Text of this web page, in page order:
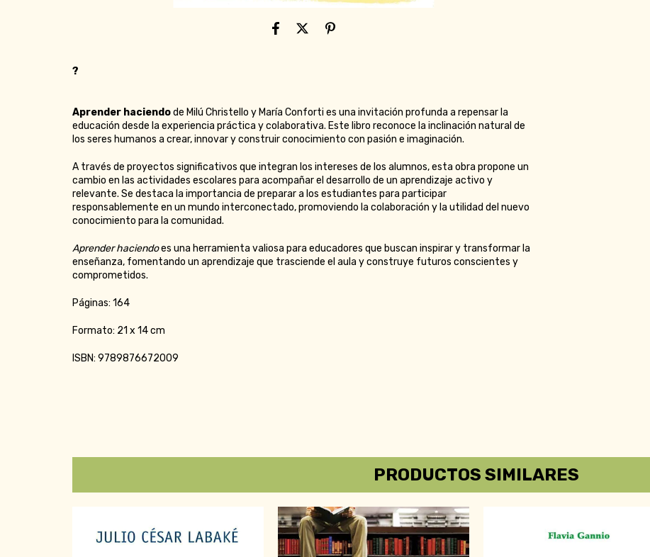
?
Aprender haciendode Milú Christello y María Conforti es una invitación profunda a repensar la
educación desde la experiencia práctica y colaborativa. Este libro reconoce la inclinación natural de
los seres humanos a crear, innovar y construir conocimiento con pasión e imaginación.
A través de proyectos significativos que integran los intereses de los alumnos, esta obra propone un
cambio en las actividades escolares para acompañar el desarrollo de un aprendizaje activo y
relevante. Se destaca la importancia de preparar a los estudiantes para participar
responsablemente en un mundo interconectado, promoviendo la colaboración y la utilidad del nuevo
conocimiento para la comunidad.
Aprender haciendoes una herramienta valiosa para educadores que buscan inspirar y transformar la
enseñanza, fomentando un aprendizaje que trasciende el aula y construye futuros conscientes y
comprometidos.
Páginas: 164
Formato: 21 x 14 cm
ISBN: 9789876672009
PRODUCTOS SIMILARES